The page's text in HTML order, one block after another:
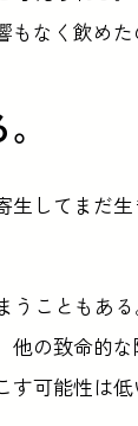
なく飲めた
生してまだ
うこともあ
他の致命的
可能性は低